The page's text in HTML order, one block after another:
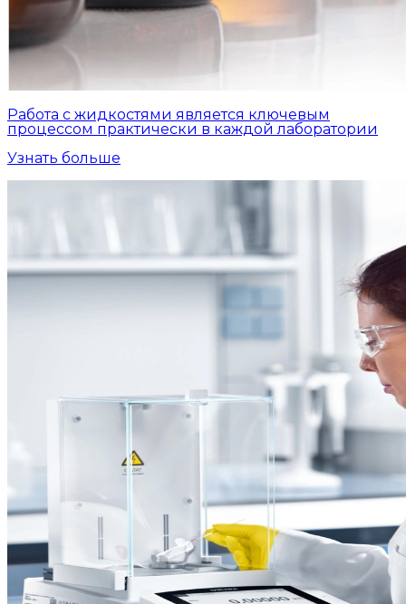
Работа с жидкостями является ключевым
процессом практически в каждой лаборатории
Узнать больше